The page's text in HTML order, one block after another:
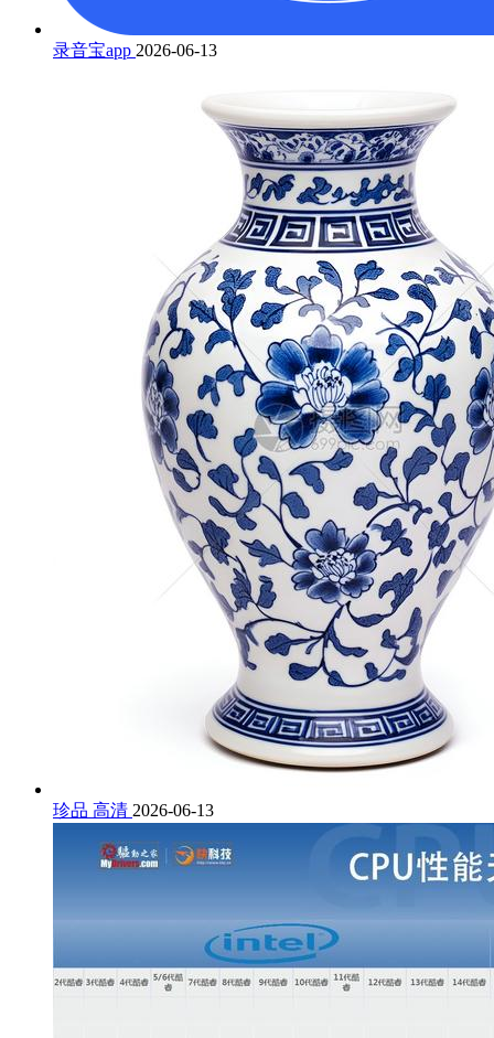
录音宝app 2026-06-13
珍品 高清 2026-06-13